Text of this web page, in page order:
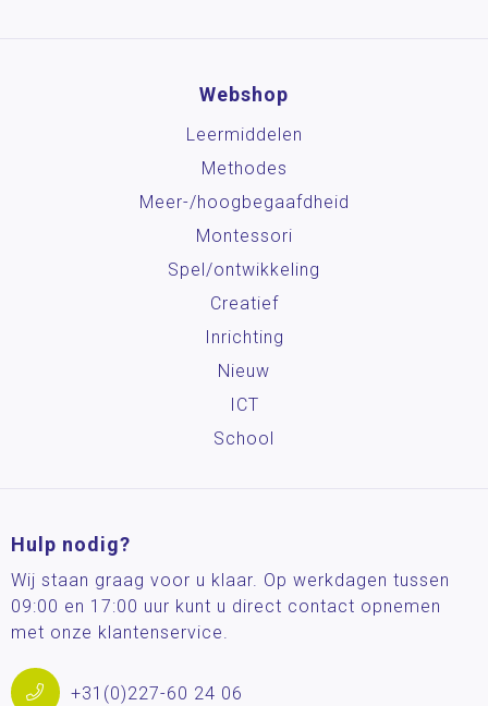
Webshop
Leermiddelen
Methodes
Meer-/hoog­begaafdheid
Montessori
Spel/ontwikkeling
Creatief
Inrichting
Nieuw
ICT
School
Hulp nodig?
Wij staan graag voor u klaar. Op werkdagen tussen
09:00 en 17:00 uur kunt u direct contact opnemen
met onze klantenservice.
+31(0)227-60 24 06